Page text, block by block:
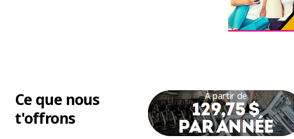
Ce que nous
t'offrons
À partir de
129,75 $
PAR ANNÉE